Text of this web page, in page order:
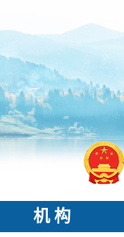
机 构